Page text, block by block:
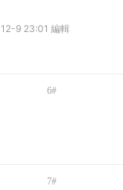
9 23:01 編輯
6#
7#